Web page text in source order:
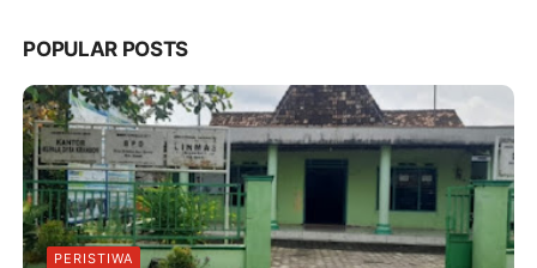
POPULAR POSTS
PERISTIWA